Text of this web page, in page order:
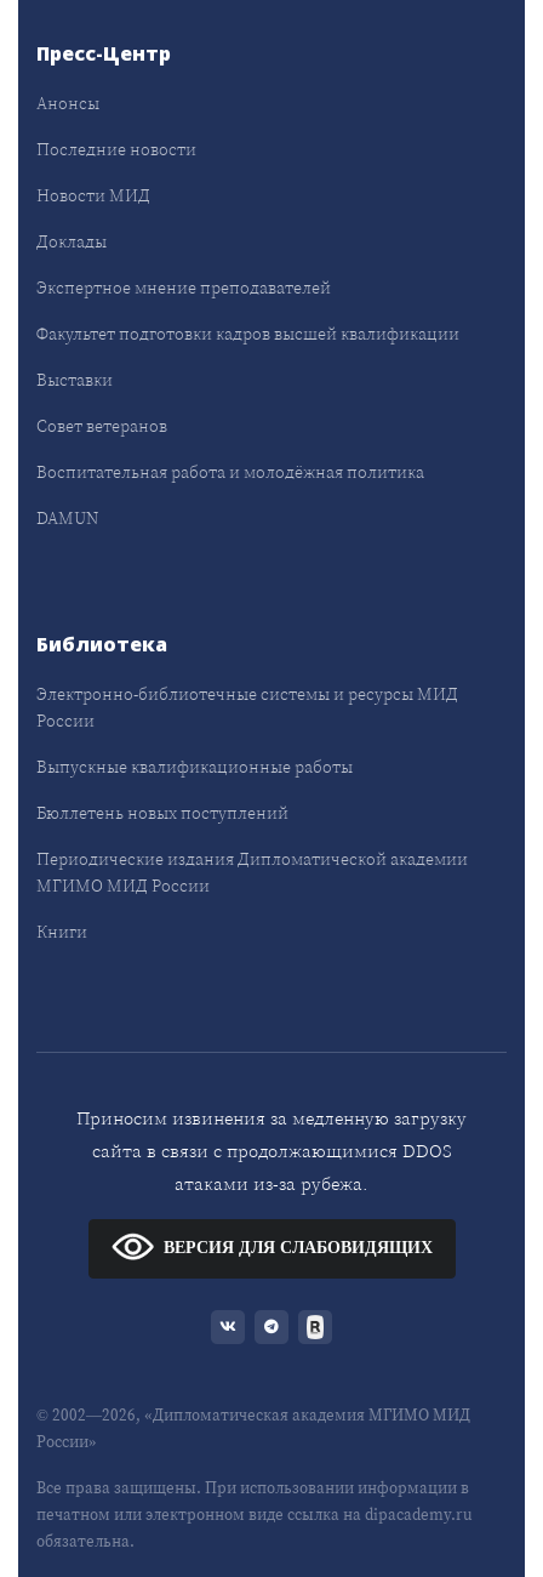
Пресс-Центр
Анонсы
Последние новости
Новости МИД
Доклады
Экспертное мнение преподавателей
Факультет подготовки кадров высшей квалификации
Выставки
Совет ветеранов
Воспитательная работа и молодёжная политика
DAMUN
Библиотека
Электронно-библиотечные системы и ресурсы МИД
России
Выпускные квалификационные работы
Бюллетень новых поступлений
Периодические издания Дипломатической академии
МГИМО МИД России
Книги
Приносим извинения за медленную загрузку
сайта в связи с продолжающимися DDOS
атаками из-за рубежа.
ВЕРСИЯ ДЛЯ СЛАБОВИДЯЩИХ
© 2002—2026, «Дипломатическая академия МГИМО МИД
России»
Все права защищены. При использовании информации в
печатном или электронном виде ссылка на dipacademy.ru
обязательна.